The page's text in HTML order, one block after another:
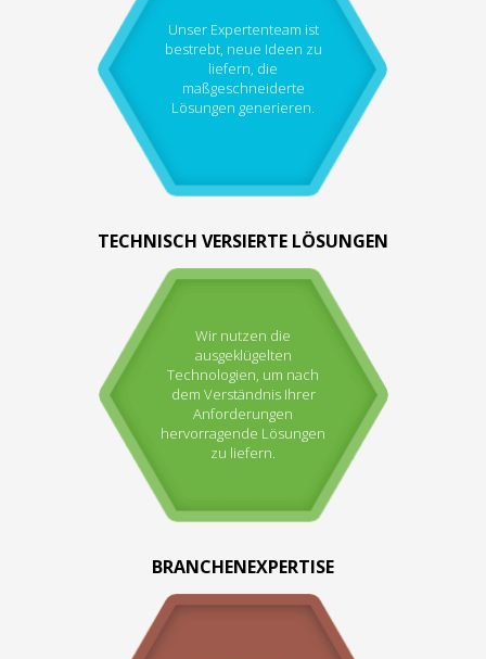
Unser Expertenteam ist
bestrebt, neue Ideen zu
liefern, die
maßgeschneiderte
Lösungen generieren.
TECHNISCH VERSIERTE LÖSUNGEN
Wir nutzen die
ausgeklügelten
Technologien, um nach
dem Verständnis Ihrer
Anforderungen
hervorragende Lösungen
zu liefern.
BRANCHENEXPERTISE